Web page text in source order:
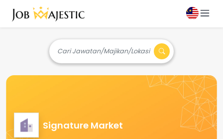
Cari Jawatan/Majikan/Lokasi
Signature Market